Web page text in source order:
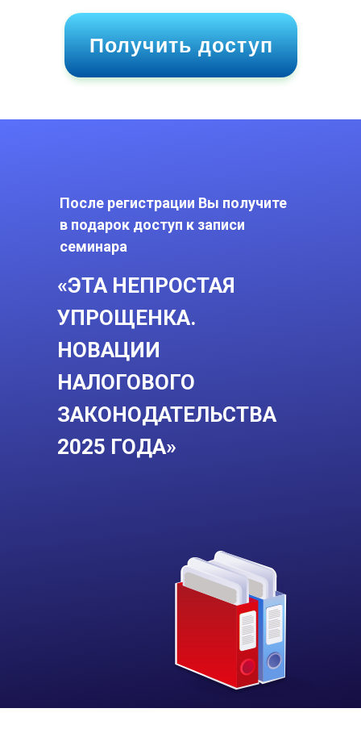
Советы экспертов о том, как избежать
ошибок, дополненные ссылками на
материалы системы;
Записи Интернет-семинаров экспертов
Получить доступ
После регистрации Вы получите
в подарок доступ к записи
семинара
«ЭТА НЕПРОСТАЯ
УПРОЩЕНКА.
НОВАЦИИ
НАЛОГОВОГО
ЗАКОНОДАТЕЛЬСТВА
2025 ГОДА»